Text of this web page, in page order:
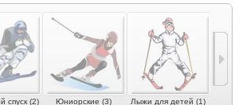
спуск (2) Юниорские (3) Лыжи для детей (1)